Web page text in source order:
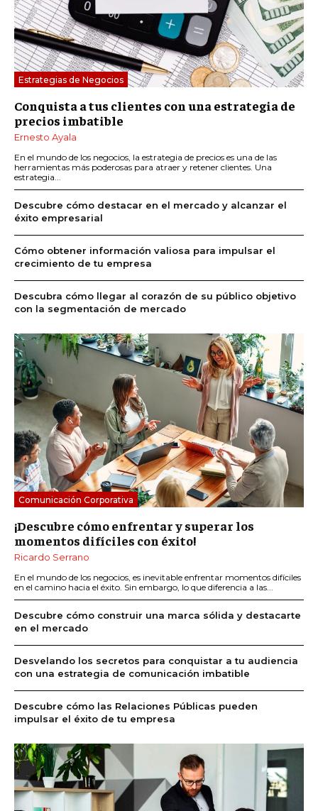
Estrategias de Negocios
Conquista a tus clientes con una estrategia de
precios imbatible
Ernesto Ayala
En el mundo de los negocios, la estrategia de precios es una de las
herramientas más poderosas para atraer y retener clientes. Una
estrategia...
Descubre cómo destacar en el mercado y alcanzar el
éxito empresarial
Cómo obtener información valiosa para impulsar el
crecimiento de tu empresa
Descubra cómo llegar al corazón de su público objetivo
con la segmentación de mercado
Comunicación Corporativa
¡Descubre cómo enfrentar y superar los
momentos difíciles con éxito!
Ricardo Serrano
En el mundo de los negocios, es inevitable enfrentar momentos difíciles
en el camino hacia el éxito. Sin embargo, lo que diferencia a las...
Descubre cómo construir una marca sólida y destacarte
en el mercado
Desvelando los secretos para conquistar a tu audiencia
con una estrategia de comunicación imbatible
Descubre cómo las Relaciones Públicas pueden
impulsar el éxito de tu empresa